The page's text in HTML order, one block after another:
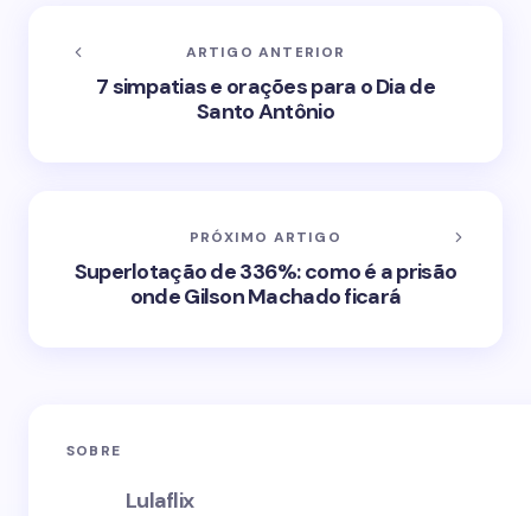
ARTIGO ANTERIOR
7 simpatias e orações para o Dia de
Santo Antônio
PRÓXIMO ARTIGO
Superlotação de 336%: como é a prisão
onde Gilson Machado ficará
SOBRE
Lulaflix